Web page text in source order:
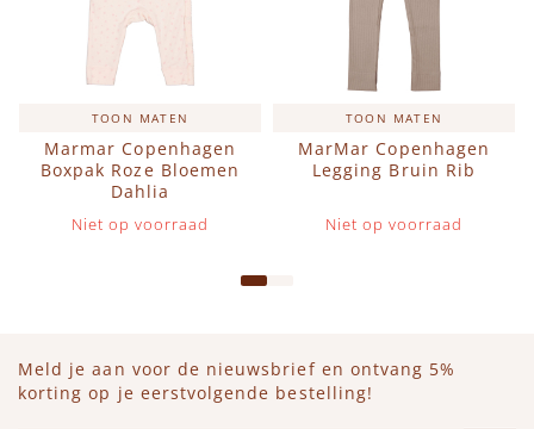
TOON MATEN
Marmar Copenhagen
Boxpak Roze Bloemen
Dahlia
Niet op voorraad
TOON MATEN
MarMar Copenhagen
Legging Bruin Rib
Niet op voorraad
Meld je aan voor de nieuwsbrief en ontvang 5%
korting op je eerstvolgende bestelling!